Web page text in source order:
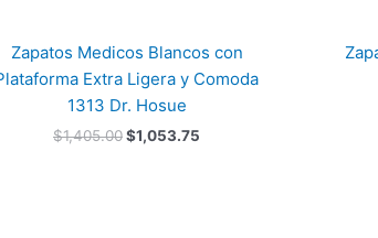
Zapatos Medicos Blancos con
Extra Ligera y Comoda
1313 Dr. Hosue
$1,405.00$1,053.75